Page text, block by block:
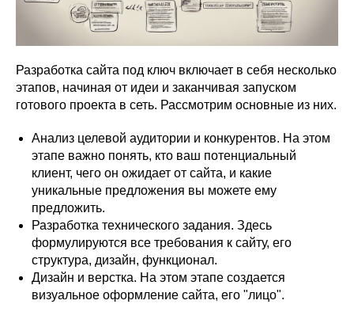
Разработка сайта под ключ включает в себя несколько
этапов, начиная от идеи и заканчивая запуском
готового проекта в сеть. Рассмотрим основные из них.
Анализ целевой аудитории и конкурентов. На этом
этапе важно понять, кто ваш потенциальный
клиент, чего он ожидает от сайта, и какие
уникальные предложения вы можете ему
предложить.
Разработка технического задания. Здесь
формулируются все требования к сайту, его
структура, дизайн, функционал.
Дизайн и верстка. На этом этапе создается
визуальное оформление сайта, его "лицо".